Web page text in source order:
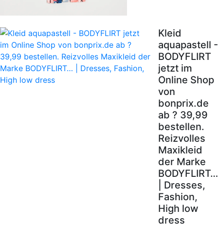
Kleid
aquapastell -
BODYFLIRT
jetzt im
Online Shop
von
bonprix.de
ab ? 39,99
bestellen.
Reizvolles
Maxikleid
der Marke
BODYFLIRT…
| Dresses,
Fashion,
High low
dress